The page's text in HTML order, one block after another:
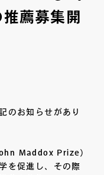
薦募集開
のお知らせがあり
Maddox Prize）
を促進し、その際